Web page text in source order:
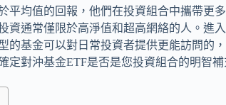
平均值的回報，他們在投資組合中攜帶更
資通常僅限於高淨值和超高網絡的人。進
的基金可以對日常投資者提供更能訪問的
定對沖基金ETF是否是您投資組合的明智補